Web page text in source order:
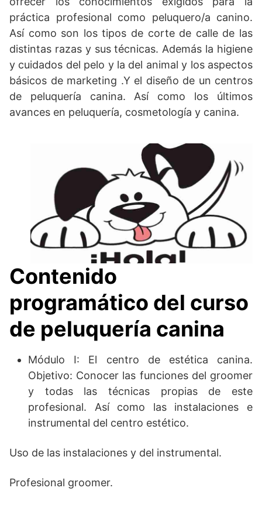
práctica profesional como peluquero/a canino.
Así como son los tipos de corte de calle de las
distintas razas y sus técnicas. Además la higiene
y cuidados del pelo y la del animal y los aspectos
básicos de marketing .Y el diseño de un centros
de peluquería canina. Así como los últimos
avances en peluquería, cosmetología y canina.
Contenido
programático del curso
de peluquería canina
Módulo I: El centro de estética canina.
Objetivo: Conocer las funciones del groomer
y todas las técnicas propias de este
profesional. Así como las instalaciones e
instrumental del centro estético.
Uso de las instalaciones y del instrumental.
Profesional groomer.